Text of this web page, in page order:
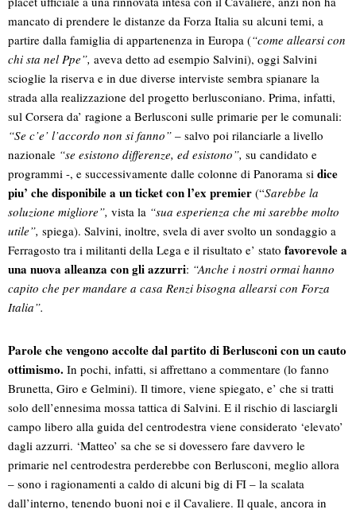
mancato di prendere le distanze da Forza Italia su alcuni temi, a
partire dalla famiglia di appartenenza in Europa (“come allearsi con
chi sta nel Ppe”, aveva detto ad esempio Salvini), oggi Salvini
scioglie la riserva e in due diverse interviste sembra spianare la
strada alla realizzazione del progetto berlusconiano. Prima, infatti,
sul Corsera da’ ragione a Berlusconi sulle primarie per le comunali:
“Se c’e’ l’accordo non si fanno” – salvo poi rilanciarle a livello
nazionale “se esistono differenze, ed esistono”, su candidato e
programmi -, e successivamente dalle colonne di Panorama si dice
piu’ che disponibile a un ticket con l’ex premier (“Sarebbe la
soluzione migliore”, vista la “sua esperienza che mi sarebbe molto
utile”, spiega). Salvini, inoltre, svela di aver svolto un sondaggio a
Ferragosto tra i militanti della Lega e il risultato e’ stato favorevole a
una nuova alleanza con gli azzurri: “Anche i nostri ormai hanno
capito che per mandare a casa Renzi bisogna allearsi con Forza
Italia”.
Parole che vengono accolte dal partito di Berlusconi con un cauto
ottimismo. In pochi, infatti, si affrettano a commentare (lo fanno
Brunetta, Giro e Gelmini). Il timore, viene spiegato, e’ che si tratti
solo dell’ennesima mossa tattica di Salvini. E il rischio di lasciargli
campo libero alla guida del centrodestra viene considerato ‘elevato’
dagli azzurri. ‘Matteo’ sa che se si dovessero fare davvero le
primarie nel centrodestra perderebbe con Berlusconi, meglio allora
– sono i ragionamenti a caldo di alcuni big di FI – la scalata
dall’interno, tenendo buoni noi e il Cavaliere. Il quale, ancora in